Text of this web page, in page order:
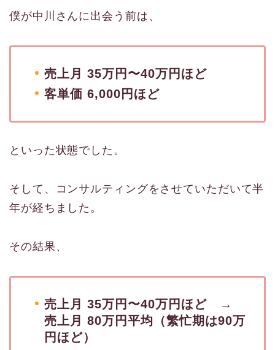
僕が中川さんに出会う前は、
売上月 35万円〜40万円ほど
客単価 6,000円ほど
といった状態でした。
そして、コンサルティングをさせていただいて半
年が経ちました。
その結果、
売上月 35万円〜40万円ほど →
売上月 80万円平均（繁忙期は90万
円ほど）